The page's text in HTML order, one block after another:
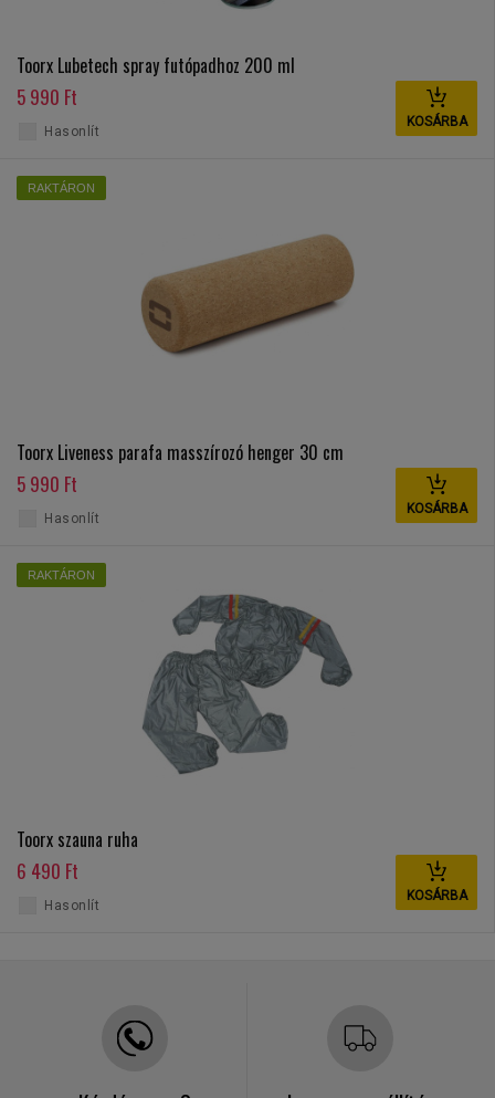
Toorx Lubetech spray futópadhoz 200 ml
5 990 Ft
KOSÁRBA
Hasonlít
RAKTÁRON
Toorx Liveness parafa masszírozó henger 30 cm
5 990 Ft
KOSÁRBA
Hasonlít
RAKTÁRON
Toorx szauna ruha
6 490 Ft
KOSÁRBA
Hasonlít